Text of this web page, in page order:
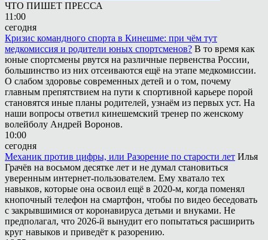
ЧТО ПИШЕТ ПРЕССА
11:00
сегодня
Кризис командного спорта в Кинешме: при чём тут
медкомиссия и родители юных спортсменов? В то время как
юные спортсмены рвутся на различные первенства России,
большинство из них отсеиваются ещё на этапе медкомиссии.
О слабом здоровье современных детей и о том, почему
главным препятствием на пути к спортивной карьере порой
становятся иные планы родителей, узнаём из первых уст. На
наши вопросы ответил кинешемский тренер по женскому
волейболу Андрей Воронов.
10:00
сегодня
Механик против цифры, или Разорение по старости лет Илья
Грачёв на восьмом десятке лет и не думал становиться
уверенным интернет-пользователем. Ему хватало тех
навыков, которые она освоил ещё в 2020-м, когда поменял
кнопочный телефон на смартфон, чтобы по видео беседовать
с закрывшимися от коронавируса детьми и внуками. Не
предполагал, что 2026-й вынудит его попытаться расширить
круг навыков и приведёт к разорению.